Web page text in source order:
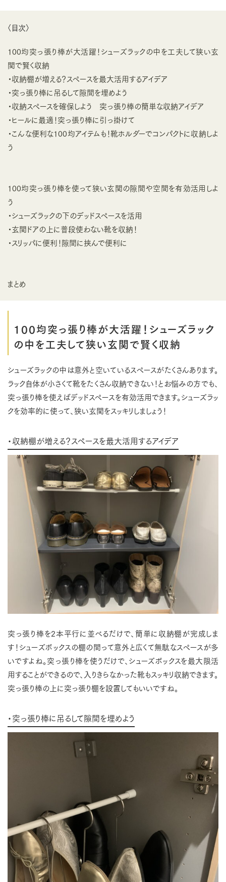
〈目次〉
100均突っ張り棒が大活躍！シューズラックの中を工夫して狭い玄
関で賢く収納
・収納棚が増える？スペースを最大活用するアイデア
・突っ張り棒に吊るして隙間を埋めよう
・収納スペースを確保しよう 突っ張り棒の簡単な収納アイデア
・ヒールに最適！突っ張り棒に引っ掛けて
・こんな便利な100均アイテムも！靴ホルダーでコンパクトに収納しよ
う
100均突っ張り棒を使って狭い玄関の隙間や空間を有効活用しよ
う
・シューズラックの下のデッドスペースを活用
・玄関ドアの上に普段使わない靴を収納！
・スリッパに便利！隙間に挟んで便利に
まとめ
100均突っ張り棒が大活躍！シューズラック
の中を工夫して狭い玄関で賢く収納
シューズラックの中は意外と空いているスペースがたくさんあります。
ラック自体が小さくて靴をたくさん収納できない！とお悩みの方でも、
突っ張り棒を使えばデッドスペースを有効活用できます。シューズラッ
クを効率的に使って、狭い玄関をスッキリしましょう！
・収納棚が増える？スペースを最大活用するアイデア
突っ張り棒を2本平行に並べるだけで、簡単に収納棚が完成しま
す！シューズボックスの棚の間って意外と広くて無駄なスペースが多
いですよね。突っ張り棒を使うだけで、シューズボックスを最大限活
用することができるので、入りきらなかった靴もスッキリ収納できます。
突っ張り棒の上に突っ張り棚を設置してもいいですね。
・突っ張り棒に吊るして隙間を埋めよう